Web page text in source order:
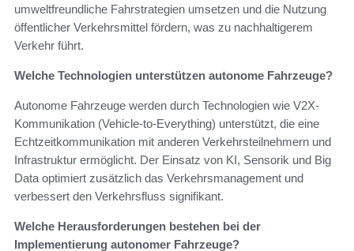
umweltfreundliche Fahrstrategien umsetzen und die Nutzung
öffentlicher Verkehrsmittel fördern, was zu nachhaltigerem
Verkehr führt.
Welche Technologien unterstützen autonome Fahrzeuge?
Autonome Fahrzeuge werden durch Technologien wie V2X-
Kommunikation (Vehicle-to-Everything) unterstützt, die eine
Echtzeitkommunikation mit anderen Verkehrsteilnehmern und
Infrastruktur ermöglicht. Der Einsatz von KI, Sensorik und Big
Data optimiert zusätzlich das Verkehrsmanagement und
verbessert den Verkehrsfluss signifikant.
Welche Herausforderungen bestehen bei der
Implementierung autonomer Fahrzeuge?